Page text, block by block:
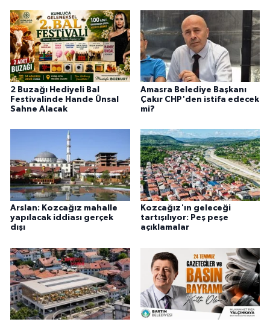
2 Buzağı Hediyeli Bal
Festivalinde Hande Ünsal
Sahne Alacak
Amasra Belediye Başkanı
Çakır CHP'den istifa edecek
mi?
Arslan: Kozcağız mahalle
yapılacak iddiası gerçek
dışı
Kozcağız'ın geleceği
tartışılıyor: Peş peşe
açıklamalar